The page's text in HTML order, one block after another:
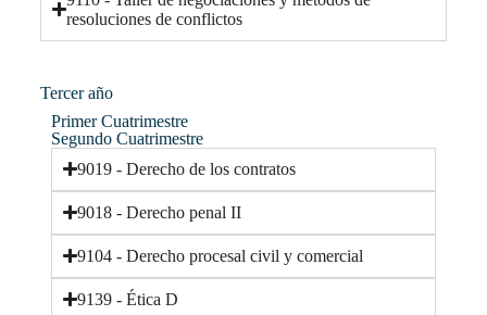
resoluciones de conflictos
Tercer año​
Primer Cuatrimestre
Segundo Cuatrimestre
9019 - Derecho de los contratos
9018 - Derecho penal II
9104 - Derecho procesal civil y comercial
9139 - Ética D